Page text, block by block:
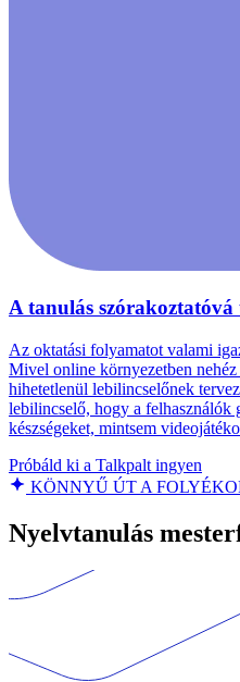
A tanulás szórakoztatóvá
Az oktatási folyamatot valami
Mivel online környezetben
hihetetlenül lebilincselőnek
lebilincselő, hogy a
készségeket, mintsem
Próbáld ki a Talkpalt ingyen
KÖNNYŰ ÚT A
Nyelvtanulás